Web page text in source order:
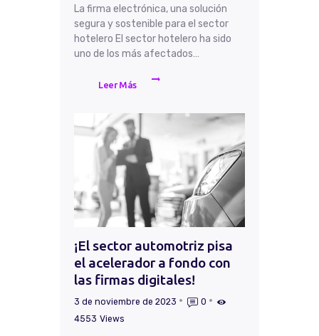
La firma electrónica, una solución
segura y sostenible para el sector
hotelero El sector hotelero ha sido
uno de los más afectados…
Leer Más
¡El sector automotriz pisa
el acelerador a fondo con
las firmas digitales!
3 de noviembre de 2023
0
4553 Views